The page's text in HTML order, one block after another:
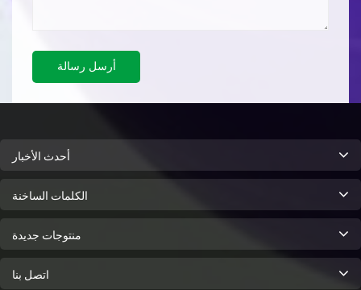
أرسل رسالة
أحدث الأخبار
الكلمات الساخنة
منتوجات جديدة
اتصل بنا